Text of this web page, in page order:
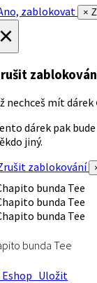
zablokovat
×
nechceš mít dárek
dárek pak
jiný.
zablokování
bunda Tee
Uložit